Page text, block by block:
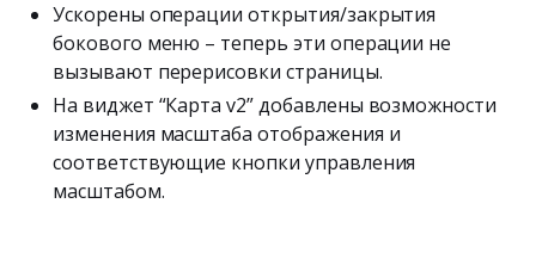
Ускорены операции открытия/закрытия
бокового меню – теперь эти операции не
вызывают перерисовки страницы.
На виджет “Карта v2” добавлены возможности
изменения масштаба отображения и
соответствующие кнопки управления
масштабом.